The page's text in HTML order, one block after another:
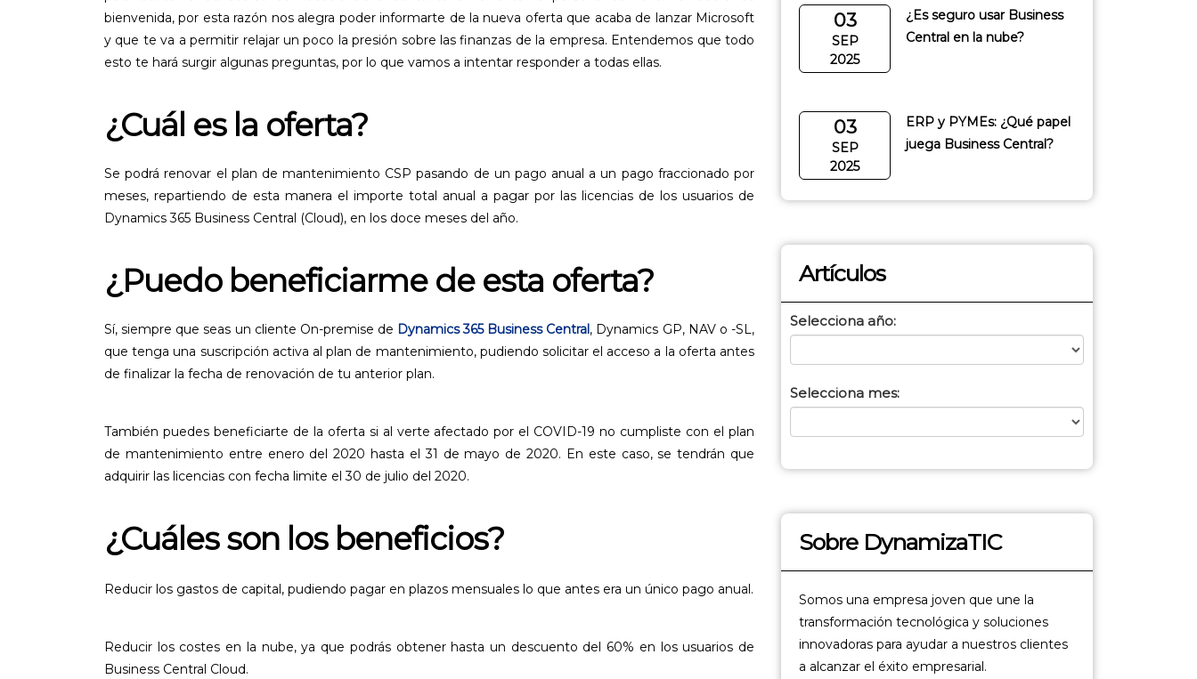
bienvenida, por esta razón nos alegra poder informarte de la nueva oferta que acaba de lanzar Microsoft
y que te va a permitir relajar un poco la presión sobre las finanzas de la empresa. Entendemos que todo
esto te hará surgir algunas preguntas, por lo que vamos a intentar responder a todas ellas.
¿Cuál es la oferta?
Se podrá renovar el plan de mantenimiento CSP pasando de un pago anual a un pago fraccionado por
meses, repartiendo de esta manera el importe total anual a pagar por las licencias de los usuarios de
Dynamics 365 Business Central (Cloud), en los doce meses del año.
¿Puedo beneficiarme de esta oferta?
Sí, siempre que seas un cliente On-premise de Dynamics 365 Business Central, Dynamics GP, NAV o -SL,
que tenga una suscripción activa al plan de mantenimiento, pudiendo solicitar el acceso a la oferta antes
de finalizar la fecha de renovación de tu anterior plan.
También puedes beneficiarte de la oferta si al verte afectado por el COVID-19 no cumpliste con el plan
de mantenimiento entre enero del 2020 hasta el 31 de mayo de 2020. En este caso, se tendrán que
adquirir las licencias con fecha limite el 30 de julio del 2020.
¿Cuáles son los beneficios?
Reducir los gastos de capital, pudiendo pagar en plazos mensuales lo que antes era un único pago anual.
Reducir los costes en la nube, ya que podrás obtener hasta un descuento del 60% en los usuarios de
Business Central Cloud.
03
SEP
2025
¿Es seguro usar Business
Central en la nube?
03
SEP
2025
ERP y PYMEs: ¿Qué papel
juega Business Central?
Artículos
Selecciona año:
Selecciona mes:
Sobre DynamizaTIC
Somos una empresa joven que une la
transformación tecnológica y soluciones
innovadoras para ayudar a nuestros clientes
a alcanzar el éxito empresarial.